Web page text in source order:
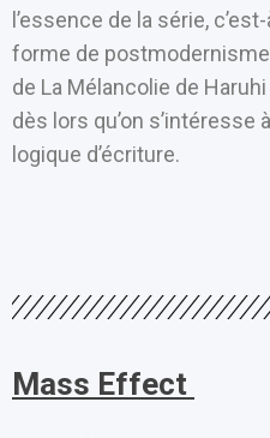
l’essence de la série,
forme de
de La Mélancolie de
dès lors qu’on s’intéresse
logique d’écriture.
Mass Effect